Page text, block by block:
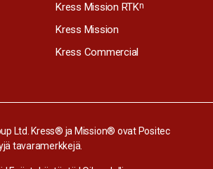
Kress Mission RTKn
Kress Mission
Kress Commercial
Ltd. Kress® ja Mission® ovat Positec
tavaramerkkejä.